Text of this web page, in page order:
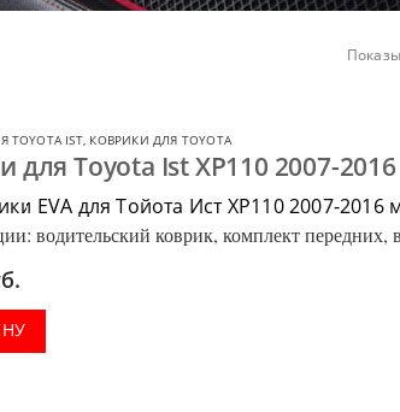
IST, КОВРИКИ ДЛЯ TOYOTA
для Toyota Ist XP110 2007-2016
EVA для Тойота Ист ХР110 2007-
водительский коврик, комплект передних,